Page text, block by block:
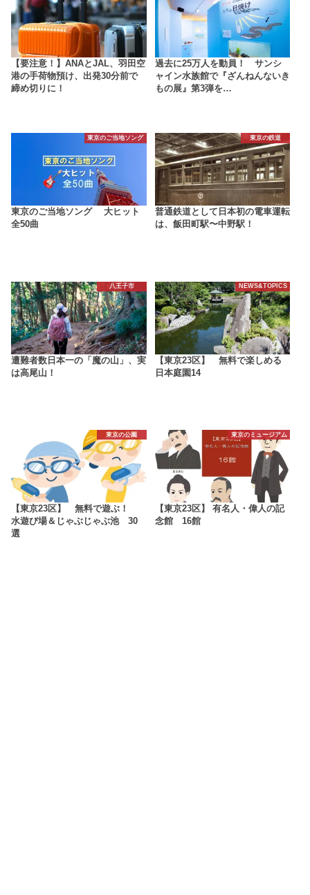
【要注意！】ANAとJAL、羽田空
港の手荷物預け、出発30分前で
締め切りに！
過去に25万人を動員！ サンシ
ャイン水族館で『ざんねんないき
もの展』第3弾を…
東京のご当地ソング
東京のご当地ソング 大ヒット
全50曲
東京の鉄道
普通鉄道として日本初の電車運転
は、飯田町駅〜中野駅！
八王子市
遭難者数日本一の「魔の山」、実
は高尾山！
NEWS&TOPICS
【東京23区】 無料で楽しめる
日本庭園14
東京の公園
【東京23区】 無料で遊ぶ！
水遊び場＆じゃぶじゃぶ池 30
選
東京のミュージアム
【東京23区】 有名人・偉人の記
念館 16館